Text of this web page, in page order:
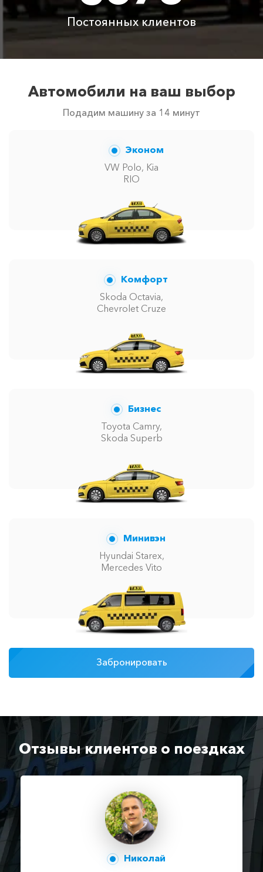
Аренда автомобиля
3800 ₽ 6300 ₽ 6100 ₽
автомобилей в г Чайка. Точную цену вам сообщит
Постоянных клиентов
Автомобили на ваш выбор
Подадим машину за 14 минут
Эконом
VW Polo, Kia
RIO
Комфорт
Skoda Octavia,
Chevrolet Cruze
Бизнес
Toyota Camry,
Skoda Superb
Минивэн
Hyundai Starex,
Mercedes Vito
Забронировать
Отзывы клиентов о поездках
Николай